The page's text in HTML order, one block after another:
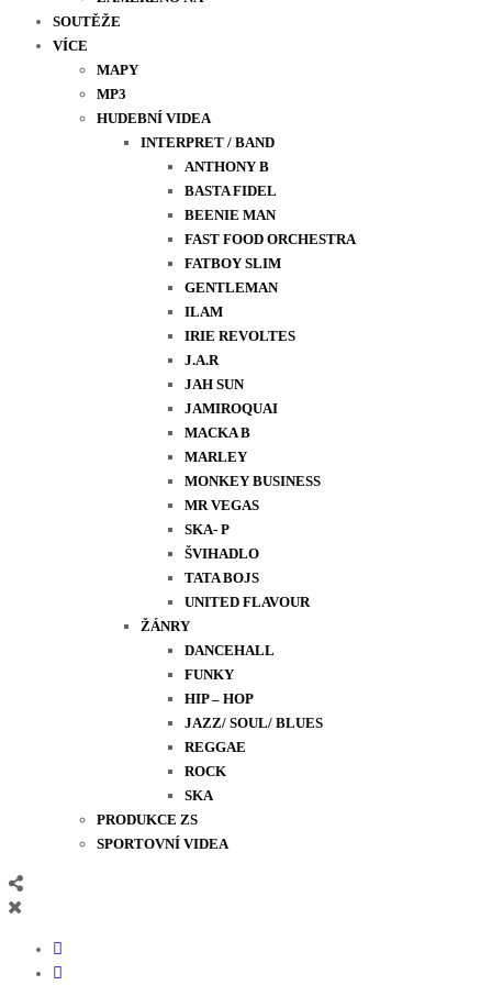
SOUTĚŽE
VÍCE
MAPY
MP3
HUDEBNÍ VIDEA
INTERPRET / BAND
ANTHONY B
BASTA FIDEL
BEENIE MAN
FAST FOOD ORCHESTRA
FATBOY SLIM
GENTLEMAN
ILAM
IRIE REVOLTES
J.A.R
JAH SUN
JAMIROQUAI
MACKA B
MARLEY
MONKEY BUSINESS
MR VEGAS
SKA- P
ŠVIHADLO
TATA BOJS
UNITED FLAVOUR
ŽÁNRY
DANCEHALL
FUNKY
HIP – HOP
JAZZ/ SOUL/ BLUES
REGGAE
ROCK
SKA
PRODUKCE ZS
SPORTOVNÍ VIDEA